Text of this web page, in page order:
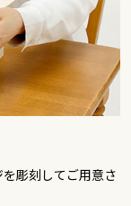
彫刻してご用意さ